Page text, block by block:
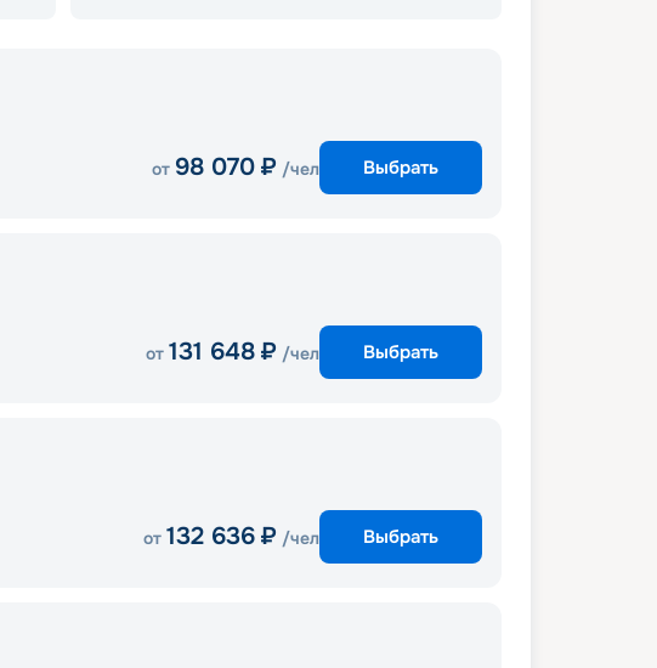
от 98 070 ₽ /чел Выбрать
от 131 648 ₽ /чел Выбрать
от 132 636 ₽ /чел Выбрать